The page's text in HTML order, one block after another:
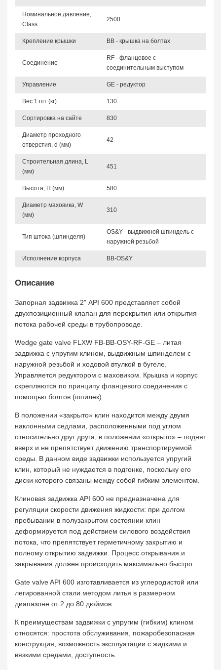
Номинальное давление,
Class
2500
Крепление крышки BB - крышка на болтах
Соединение
RF - фланцевое с
соединительным выступом
Управление GE - редуктор
Вес 1 шт (кг) 130
Сортировка на сайте 830
Диаметр проходного
отверстия, d (мм)
42
Строительная длина, L
(мм)
451
Высота, Н (мм) 580
Диаметр маховика, W
(мм)
310
Тип штока (шпинделя)
OS&Y - выдвижной шпиндель с
наружной резьбой
Исполнение корпуса BB-OS&Y
Описание
Запорная задвижка 2" API 600 представляет собой
двухпозиционный клапан для перекрытия или открытия
потока рабочей среды в трубопроводе.
Wedge gate valve FLXW FB-BB-OSY-RF-GE – литая
задвижка с упругим клином, выдвижным шпинделем с
наружной резьбой и ходовой втулкой в бугеле.
Управляется редуктором с маховиком. Крышка и корпус
скрепляются по принципу фланцевого соединения с
помощью болтов (шпилек).
В положении «закрыто» клин находится между двумя
наклонными седлами, расположенными под углом
относительно друг друга, в положении «открыто» – поднят
вверх и не препятствует движению транспортируемой
среды. В данном виде задвижки используется упругий
клин, который не нуждается в подгонке, поскольку его
диски которого связаны между собой гибким элементом.
Клиновая задвижка API 600 не предназначена для
регуляции скорости движения жидкости: при долгом
пребывании в полузакрытом состоянии клин
деформируется под действием силового воздействия
потока, что препятствует герметичному закрытию и
полному открытию задвижки. Процесс открывания и
закрывания должен происходить максимально быстро.
Gate valve API 600 изготавливается из углеродистой или
легированной стали методом литья в размерном
диапазоне от 2 до 80 дюймов.
К преимуществам задвижки c упругим (гибким) клином
относятся: простота обслуживания, пожаробезопасная
конструкция, возможность эксплуатации с жидкими и
вязкими средами, доступность.